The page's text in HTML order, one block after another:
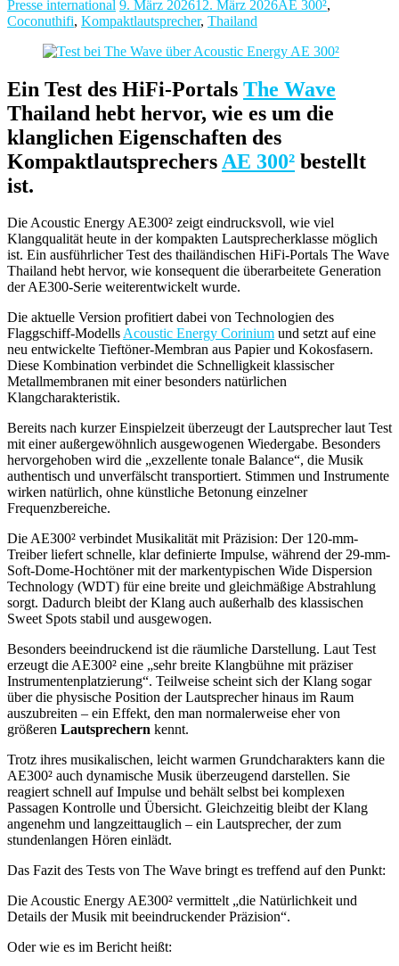
Presse international 9. März 202612. März 2026AE 300²,
Coconuthifi, Kompaktlautsprecher, Thailand
Ein Test des HiFi-Portals The Wave
Thailand hebt hervor, wie es um die
klanglichen Eigenschaften des
Kompaktlautsprechers AE 300² bestellt
ist.
Die Acoustic Energy AE300² zeigt eindrucksvoll, wie viel
Klangqualität heute in der kompakten Lautsprecherklasse möglich
ist. Ein ausführlicher Test des thailändischen HiFi-Portals The Wave
Thailand hebt hervor, wie konsequent die überarbeitete Generation
der AE300-Serie weiterentwickelt wurde.
Die aktuelle Version profitiert dabei von Technologien des
Flaggschiff-ModellsAcoustic Energy Corinium und setzt auf eine
neu entwickelte Tieftöner-Membran aus Papier und Kokosfasern.
Diese Kombination verbindet die Schnelligkeit klassischer
Metallmembranen mit einer besonders natürlichen
Klangcharakteristik.
Bereits nach kurzer Einspielzeit überzeugt der Lautsprecher laut Test
mit einer außergewöhnlich ausgewogenen Wiedergabe. Besonders
hervorgehoben wird die „exzellente tonale Balance“, die Musik
authentisch und unverfälscht transportiert. Stimmen und Instrumente
wirken natürlich, ohne künstliche Betonung einzelner
Frequenzbereiche.
Die AE300² verbindet Musikalität mit Präzision: Der 120-mm-
Treiber liefert schnelle, klar definierte Impulse, während der 29-mm-
Soft-Dome-Hochtöner mit der markentypischen Wide Dispersion
Technology (WDT) für eine breite und gleichmäßige Abstrahlung
sorgt. Dadurch bleibt der Klang auch außerhalb des klassischen
Sweet Spots stabil und ausgewogen.
Besonders beeindruckend ist die räumliche Darstellung. Laut Test
erzeugt die AE300² eine „sehr breite Klangbühne mit präziser
Instrumentenplatzierung“. Teilweise scheint sich der Klang sogar
über die physische Position der Lautsprecher hinaus im Raum
auszubreiten – ein Effekt, den man normalerweise eher von
größeren Lautsprechern kennt.
Trotz ihres musikalischen, leicht warmen Grundcharakters kann die
AE300² auch dynamische Musik überzeugend darstellen. Sie
reagiert schnell auf Impulse und behält selbst bei komplexen
Passagen Kontrolle und Übersicht. Gleichzeitig bleibt der Klang
angenehm und langzeittauglich – ein Lautsprecher, der zum
stundenlangen Hören einlädt.
Das Fazit des Tests von The Wave bringt es treffend auf den Punkt:
Die Acoustic Energy AE300² vermittelt „die Natürlichkeit und
Details der Musik mit beeindruckender Präzision“.
Oder wie es im Bericht heißt: